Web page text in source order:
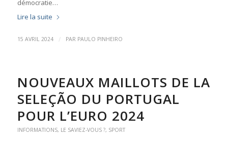
démocratie…
Lire la suite
15 AVRIL 2024 / PAR PAULO PINHEIRO
NOUVEAUX MAILLOTS DE LA
SELEÇÃO DU PORTUGAL
POUR L’EURO 2024
INFORMATIONS, LE SAVIEZ-VOUS ?, SPORT